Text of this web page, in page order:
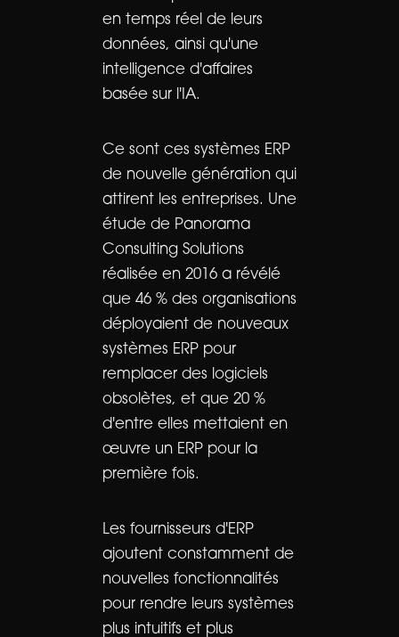
en temps réel de leurs
données, ainsi qu'une
intelligence d'affaires
basée sur l'IA.
Ce sont ces systèmes ERP
de nouvelle génération qui
attirent les entreprises. Une
étude de Panorama
Consulting Solutions
réalisée en 2016 a révélé
que 46 % des organisations
déployaient de nouveaux
systèmes ERP pour
remplacer des logiciels
obsolètes, et que 20 %
d'entre elles mettaient en
œuvre un ERP pour la
première fois.
Les fournisseurs d'ERP
ajoutent constamment de
nouvelles fonctionnalités
pour rendre leurs systèmes
plus intuitifs et plus